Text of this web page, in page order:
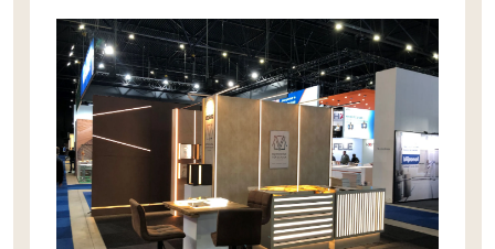
Keukenbladen
Keukenaccessoires
Keukenkranen
Ramen en deuren
Binnendeuren
Aluminium deuren
Gevel
Gevelbekleding
Gevelstenen
Houten gevelbekleding
Stucwerk
Schilderwerk buiten
Vlonders
Zonwering
Zonwering buiten
Zwembad
Zakelijk
Horeca
Kantoor